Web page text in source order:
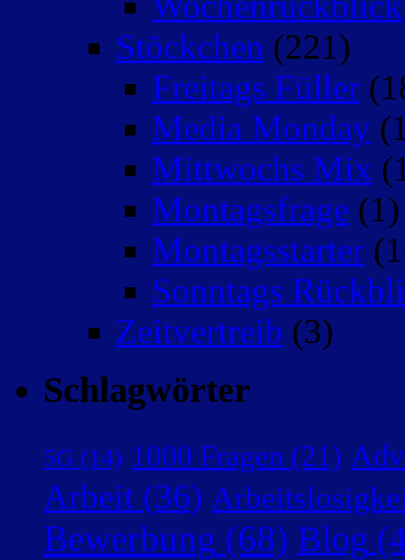
Stöckchen (221)
Freitags Füller
Media Monday
Mittwochs Mix
Montagsfrage (1)
Montagsstarter
Sonntags
Zeitvertreib (3)
Schlagwörter
5G (14) 1000 Fragen (21)
Arbeit (36)
Bewerbung (68) Blog